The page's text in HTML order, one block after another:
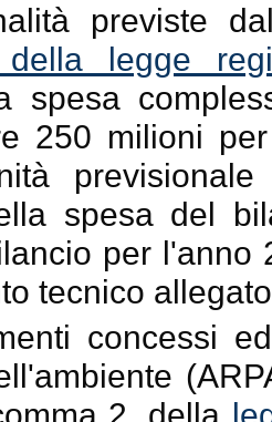
previste
legge
spesa
250 milioni
spesa del
per l'anno
tecnico
concessi
2, della